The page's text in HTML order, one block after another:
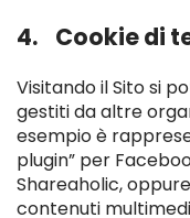
4. Cookie di
Visitando il Sito si
gestiti da altre
esempio è
plugin” per
Shareaholic,
contenuti